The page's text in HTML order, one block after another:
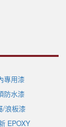
專用漆
防水漆
/浪板漆
EPOXY